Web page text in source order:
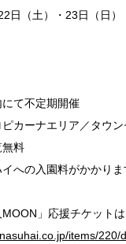
日（土）・23日（日）
て不定期開催
ピカーナエリア／タウ
無料
への入園料がかかりま
MOON」応援チケットは
items/220/